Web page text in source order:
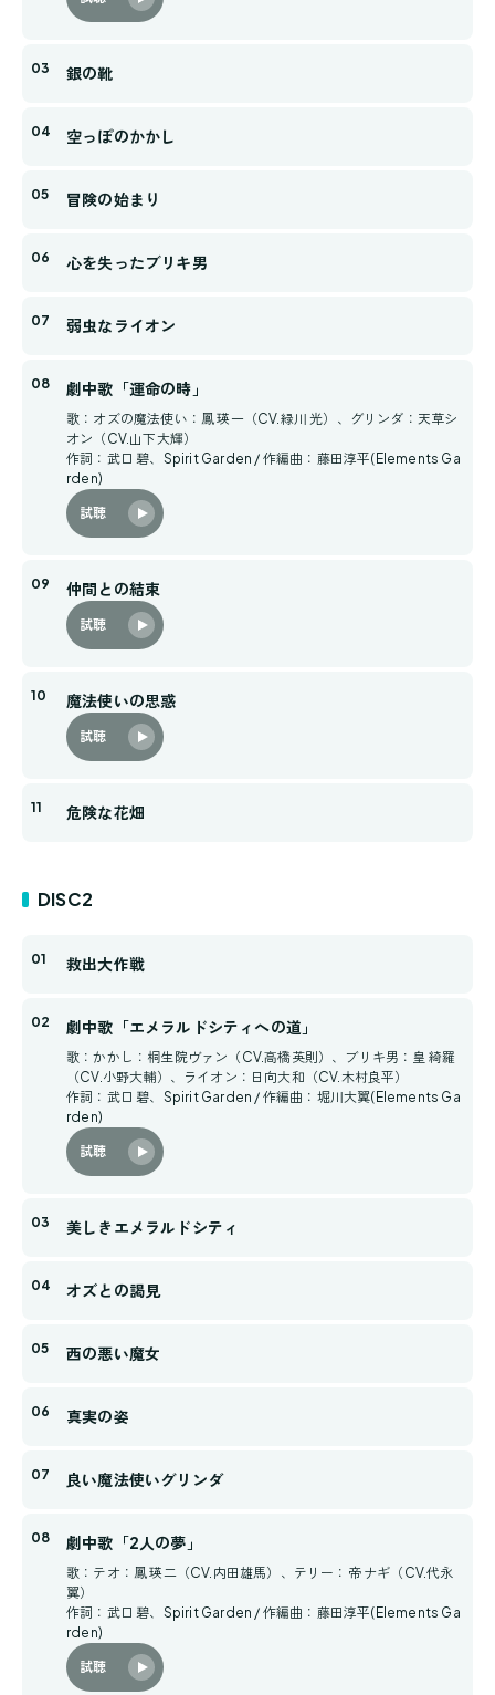
銀の靴
空っぽのかかし
冒険の始まり
心を失ったブリキ男
弱虫なライオン
劇中歌「運命の時」
歌：オズの魔法使い：鳳 瑛一（CV.緑川 光）、グリンダ：天草シ
オン（CV.山下大輝）
作詞：武口 碧、Spirit Garden / 作編曲：藤田淳平(Elements Ga
rden)
試聴
仲間との結束
試聴
魔法使いの思惑
試聴
危険な花畑
DISC2
救出大作戦
劇中歌「エメラルドシティへの道」
歌：かかし：桐生院ヴァン（CV.高橋英則）、ブリキ男：皇 綺羅
（CV.小野大輔）、ライオン：日向大和（CV.木村良平）
作詞：武口 碧、Spirit Garden / 作編曲：堀川大翼(Elements Ga
rden)
試聴
美しきエメラルドシティ
オズとの謁見
西の悪い魔女
真実の姿
良い魔法使いグリンダ
劇中歌「2人の夢」
歌：テオ：鳳 瑛二（CV.内田雄馬）、テリー：帝 ナギ（CV.代永
翼）
作詞：武口 碧、Spirit Garden / 作編曲：藤田淳平(Elements Ga
rden)
試聴